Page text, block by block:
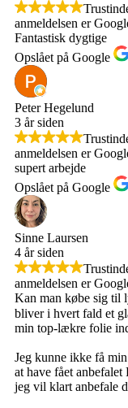
anmeldelsen er
Fantastisk dygtige
Opslået på Google
Peter Hegelund
3 år siden
anmeldelsen er
supert arbejde
Opslået på Google
Sinne Laursen
4 år siden
anmeldelsen er
Kan man købe sig til
bliver i hvert fald et
min top-lækre folie
Jeg kunne ikke få
at have fået
jeg vil klart anbefale